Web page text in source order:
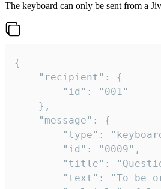
The keyboard can only be sent from a
{